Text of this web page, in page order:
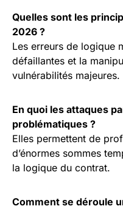
Quelles sont les
2026 ?
Les erreurs de logique
défaillantes et la
vulnérabilités majeures.
En quoi les attaques
problématiques ?
Elles permettent de
d’énormes sommes
la logique du contrat.
Comment se déroule